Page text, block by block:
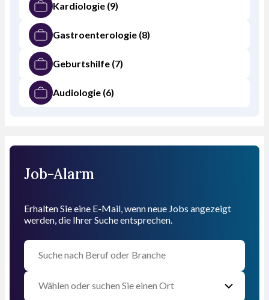
Kardiologie (9)
Gastroenterologie (8)
Geburtshilfe (7)
Audiologie (6)
Job-Alarm
Erhalten Sie eine E-Mail, wenn neue Jobs angezeigt
werden, die Ihrer Suche entsprechen.